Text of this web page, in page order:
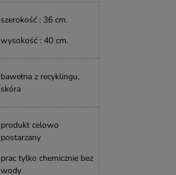
szerokość : 36 cm.
wysokość : 40 cm.
bawełna z recyklingu,
skóra
produkt celowo
postarzany
prac tylko chemicznie bez
wody